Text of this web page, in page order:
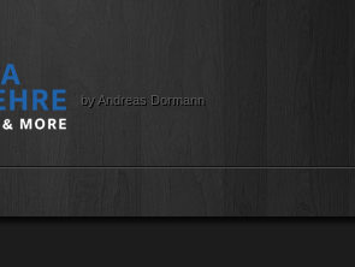
by Andreas Dormann